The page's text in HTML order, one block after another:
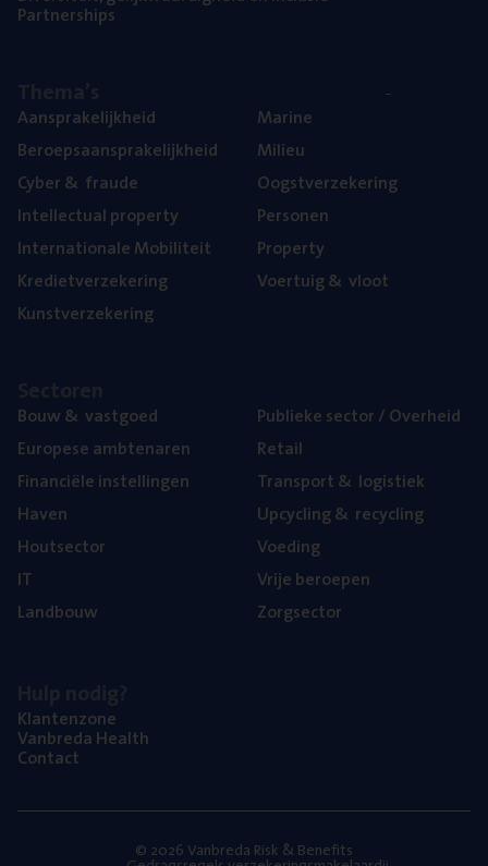
Part­ner­ships
Aan­spra­ke­lijk­heid
Beroeps­aan­spra­ke­lijk­heid
Cyber& fraude
Intel­lec­tu­al property
Inter­na­ti­o­na­le Mobiliteit
Kre­diet­ver­ze­ke­ring
Kunst­ver­ze­ke­ring
Mari­ne
Mili­eu
Oogst­ver­ze­ke­ring
Per­so­nen
Pro­per­ty
Voer­tuig& vloot
Bouw& vastgoed
Euro­pe­se ambtenaren
Finan­ci­ë­le instellingen
Haven
Hout­sec­tor
IT
Land­bouw
Publie­ke sec­tor / Overheid
Retail
Trans­port& logistiek
Upcy­cling& recycling
Voe­ding
Vrije beroe­pen
Zorg­sec­tor
Klan­ten­zo­ne
Van­b­re­da Health
Con­tact
© 2026 Vanbreda Risk & Benefits